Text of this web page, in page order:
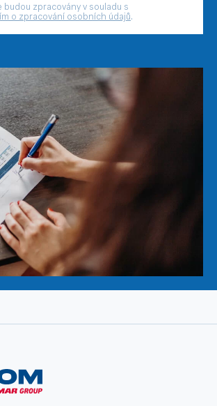
budou zpracovány v souladu s
o zpracování osobních údajů.